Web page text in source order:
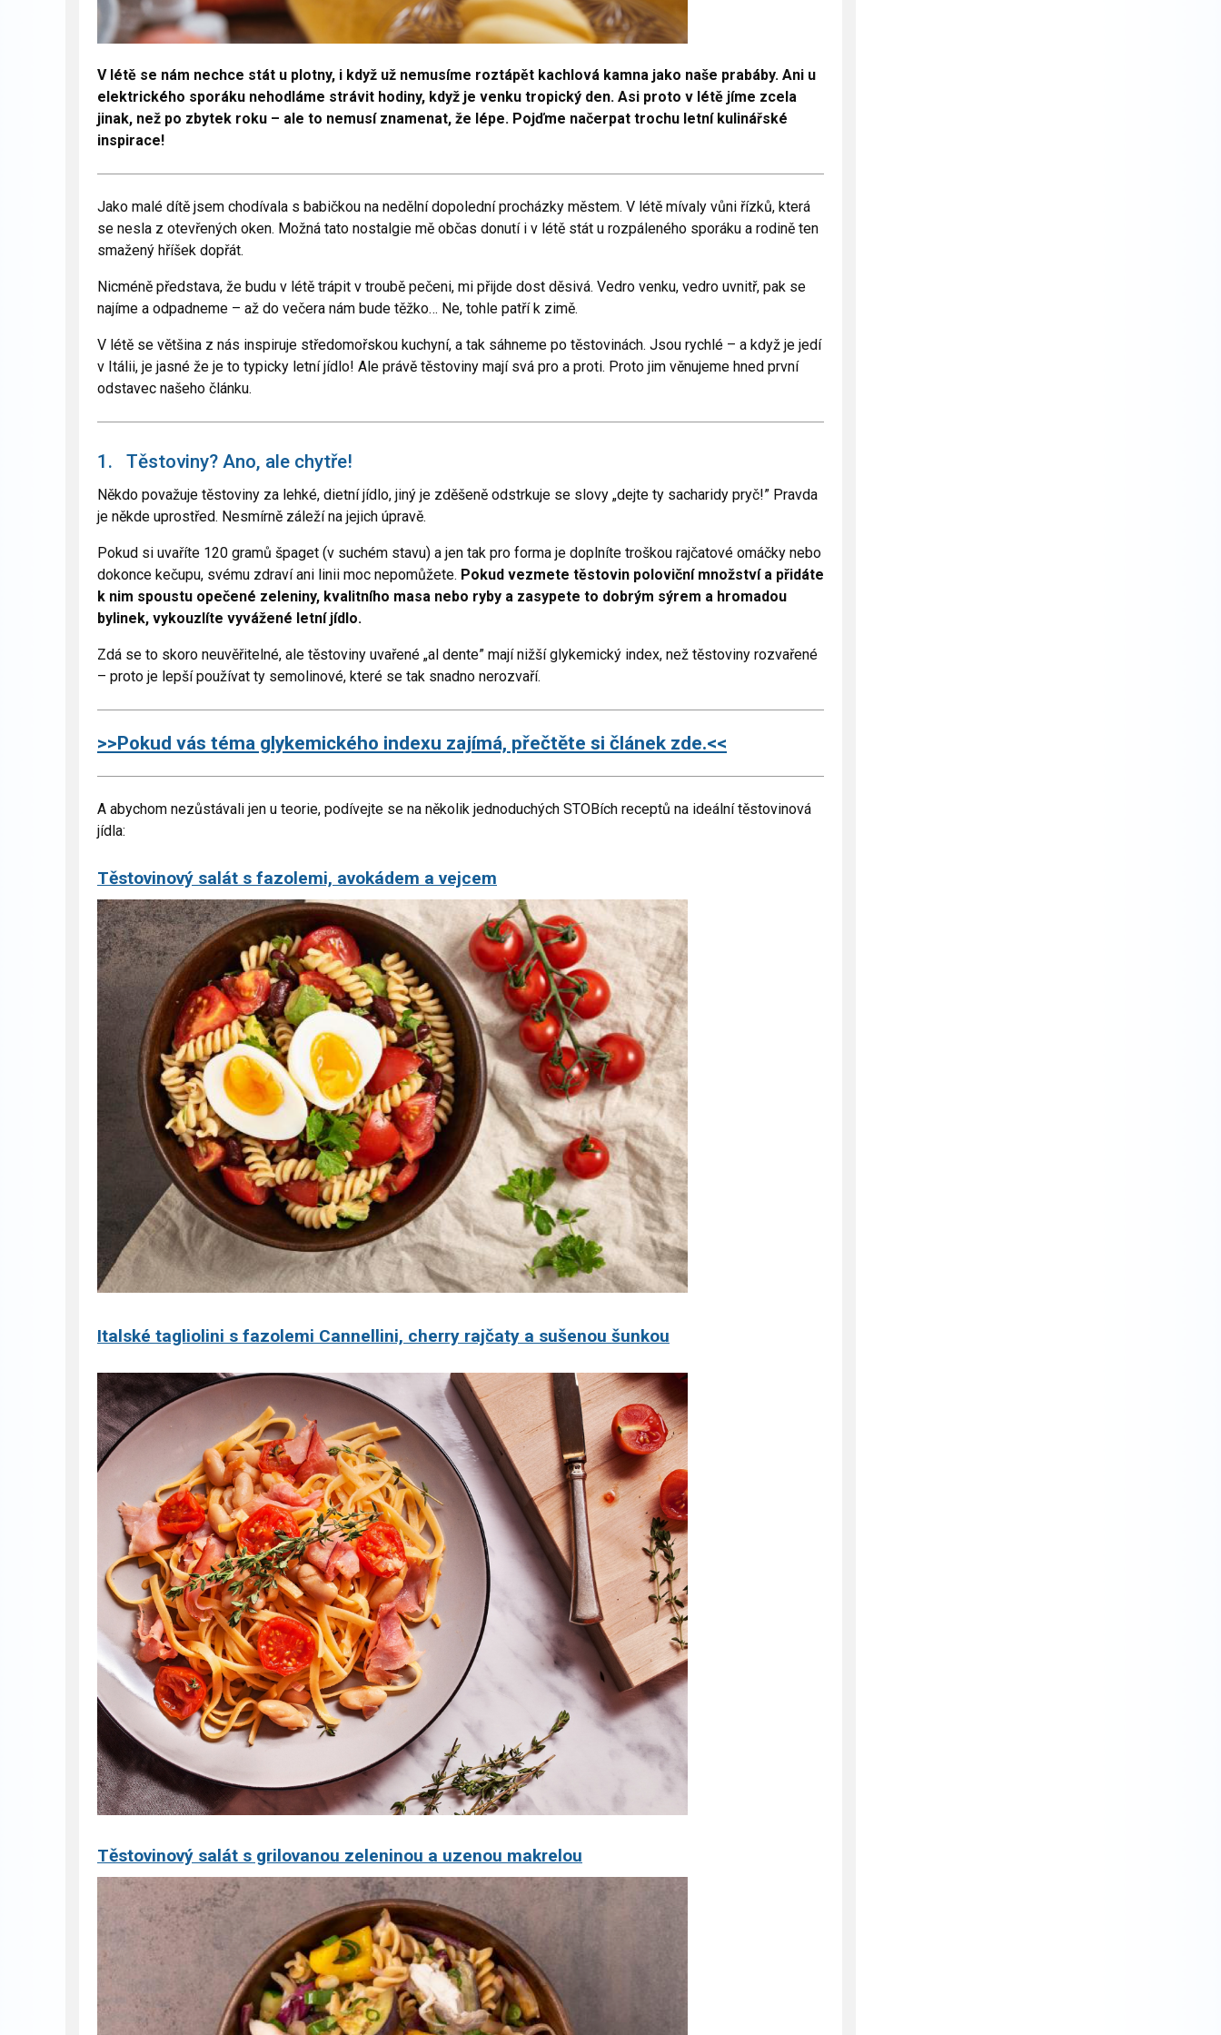
V létě se nám nechce stát u plotny, i když už nemusíme roztápět kachlová kamna jako naše prabáby. Ani u
elektrického sporáku nehodláme strávit hodiny, když je venku tropický den. Asi proto v létě jíme zcela
jinak, než po zbytek roku – ale to nemusí znamenat, že lépe. Pojďme načerpat trochu letní kulinářské
inspirace!
Jako malé dítě jsem chodívala s babičkou na nedělní dopolední procházky městem. V létě mívaly vůni řízků, která
se nesla z otevřených oken. Možná tato nostalgie mě občas donutí i v létě stát u rozpáleného sporáku a rodině ten
smažený hříšek dopřát.
Nicméně představa, že budu v létě trápit v troubě pečeni, mi přijde dost děsivá. Vedro venku, vedro uvnitř, pak se
najíme a odpadneme – až do večera nám bude těžko… Ne, tohle patří k zimě.
V létě se většina z nás inspiruje středomořskou kuchyní, a tak sáhneme po těstovinách. Jsou rychlé – a když je jedí
v Itálii, je jasné že je to typicky letní jídlo! Ale právě těstoviny mají svá pro a proti. Proto jim věnujeme hned první
odstavec našeho článku.
1. Těstoviny? Ano, ale chytře!
Někdo považuje těstoviny za lehké, dietní jídlo, jiný je zděšeně odstrkuje se slovy „dejte ty sacharidy pryč!” Pravda
je někde uprostřed. Nesmírně záleží na jejich úpravě.
Pokud si uvaříte 120 gramů špaget (v suchém stavu) a jen tak pro forma je doplníte troškou rajčatové omáčky nebo
dokonce kečupu, svému zdraví ani linii moc nepomůžete. Pokud vezmete těstovin poloviční množství a přidáte
k nim spoustu opečené zeleniny, kvalitního masa nebo ryby a zasypete to dobrým sýrem a hromadou
bylinek, vykouzlíte vyvážené letní jídlo.
Zdá se to skoro neuvěřitelné, ale těstoviny uvařené „al dente” mají nižší glykemický index, než těstoviny rozvařené
– proto je lepší používat ty semolinové, které se tak snadno nerozvaří.
>>Pokud vás téma glykemického indexu zajímá, přečtěte si článek zde.<<
A abychom nezůstávali jen u teorie, podívejte se na několik jednoduchých STOBích receptů na ideální těstovinová
jídla:
Těstovinový salát s fazolemi, avokádem a vejcem
Italské tagliolini s fazolemi Cannellini, cherry rajčaty a sušenou šunkou
Těstovinový salát s grilovanou zeleninou a uzenou makrelou